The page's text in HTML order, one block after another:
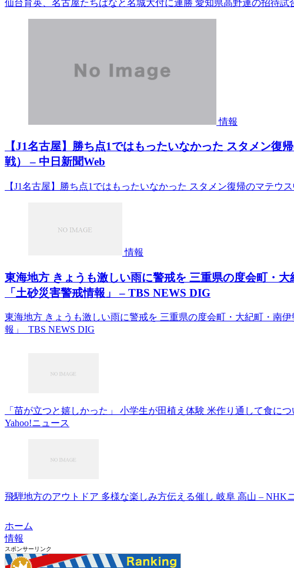
仙台育英、名古屋たちばなと名城大付に連勝 愛知県高野連の招待試
情報
【J1名古屋】勝ち点1ではもったいなかった スタメン復
戦） – 中日新聞Web
【J1名古屋】勝ち点1ではもったいなかった スタメン復帰のマテウ
情報
東海地方 きょうも激しい雨に警戒を 三重県の度会町・
「土砂災害警戒情報」 – TBS NEWS DIG
東海地方 きょうも激しい雨に警戒を 三重県の度会町・大紀町・南
報」 TBS NEWS DIG
「苗が立つと嬉しかった」 小学生が田植え体験 米作り通して食に
Yahoo!ニュース
飛騨地方のアウトドア 多様な楽しみ方伝える催し 岐阜 高山 – NHK
ホーム
情報
スポンサーリンク